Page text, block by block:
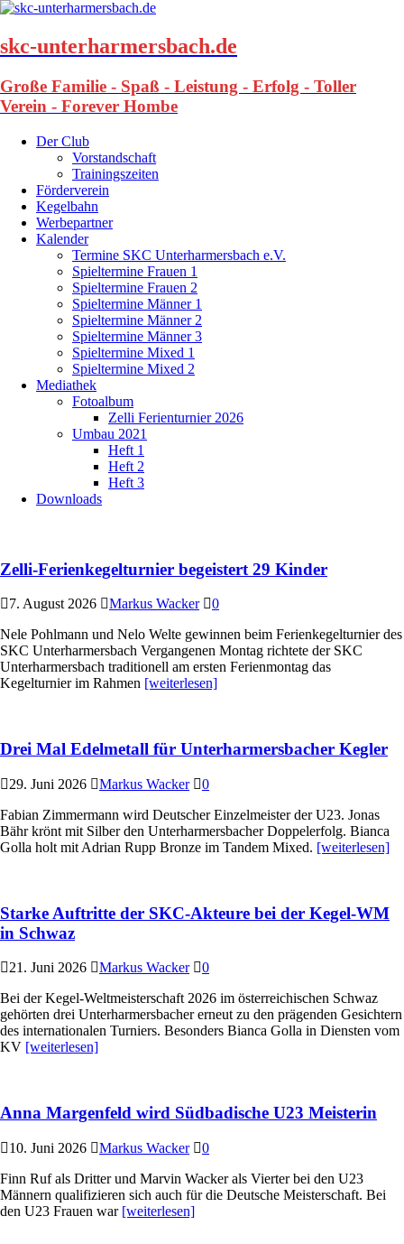
skc-unterharmersbach.de
Große Familie - Spaß - Leistung - Erfolg - Toller
Verein - Forever Hombe
Der Club
Vorstandschaft
Trainingszeiten
Förderverein
Kegelbahn
Werbepartner
Kalender
Termine SKC Unterharmersbach e.V.
Spieltermine Frauen 1
Spieltermine Frauen 2
Spieltermine Männer 1
Spieltermine Männer 2
Spieltermine Männer 3
Spieltermine Mixed 1
Spieltermine Mixed 2
Mediathek
Fotoalbum
Zelli Ferienturnier 2026
Umbau 2021
Heft 1
Heft 2
Heft 3
Downloads
Zelli-Ferienkegelturnier begeistert 29 Kinder
7. August 2026 Markus Wacker
0
Nele Pohlmann und Nelo Welte gewinnen beim Ferienkegelturnier des
SKC Unterharmersbach Vergangenen Montag richtete der SKC
Unterharmersbach traditionell am ersten Ferienmontag das
Kegelturnier im Rahmen [weiterlesen]
Drei Mal Edelmetall für Unterharmersbacher Kegler
29. Juni 2026 Markus Wacker
0
Fabian Zimmermann wird Deutscher Einzelmeister der U23. Jonas
Bähr krönt mit Silber den Unterharmersbacher Doppelerfolg. Bianca
Golla holt mit Adrian Rupp Bronze im Tandem Mixed. [weiterlesen]
Starke Auftritte der SKC-Akteure bei der Kegel-WM
in Schwaz
21. Juni 2026 Markus Wacker
0
Bei der Kegel-Weltmeisterschaft 2026 im österreichischen Schwaz
gehörten drei Unterharmersbacher erneut zu den prägenden Gesichtern
des internationalen Turniers. Besonders Bianca Golla in Diensten vom
KV [weiterlesen]
Anna Margenfeld wird Südbadische U23 Meisterin
10. Juni 2026 Markus Wacker
0
Finn Ruf als Dritter und Marvin Wacker als Vierter bei den U23
Männern qualifizieren sich auch für die Deutsche Meisterschaft. Bei
den U23 Frauen war [weiterlesen]